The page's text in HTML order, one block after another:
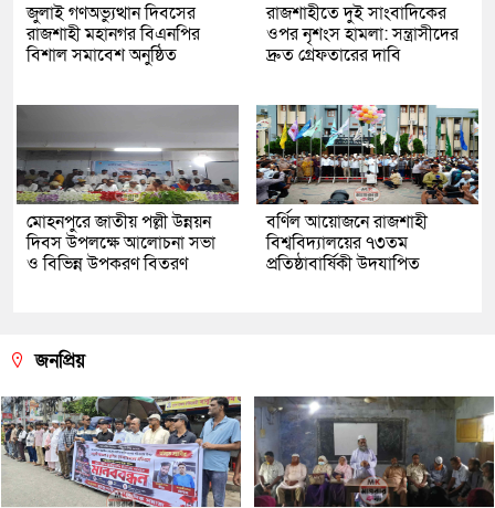
জুলাই গণঅভ্যুত্থান দিবসের
রাজশাহী মহানগর বিএনপির
বিশাল সমাবেশ অনুষ্ঠিত
রাজশাহীতে দুই সাংবাদিকের
ওপর নৃশংস হামলা: সন্ত্রাসীদের
দ্রুত গ্রেফতারের দাবি
মোহনপুরে জাতীয় পল্লী উন্নয়ন
দিবস উপলক্ষে আলোচনা সভা
ও বিভিন্ন উপকরণ বিতরণ
বর্ণিল আয়োজনে রাজশাহী
বিশ্ববিদ্যালয়ের ৭৩তম
প্রতিষ্ঠাবার্ষিকী উদযাপিত
জনপ্রিয়